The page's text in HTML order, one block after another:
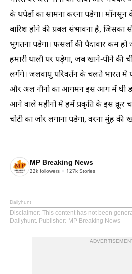
के थपेड़ों का सामना करना पड़ेगा।
बारिश होने की प्रबल संभावना है, जिसका
भुगतना पड़ेगा। फसलों की पैदावार कम
हमारी थाली पर पड़ेगा, जब खाने-पीने
लगेंगे। जलवायु परिवर्तन के चलते भारत में
और अल नीनो का आगमन इस आग में घी
आने वाले महीनों में हमें प्रकृति के इस क्रूर
चोटी का जोर लगाना पड़ेगा, वरना मुंह की
MP Breaking News
22k followers 127k Stories
Dailyhunt
Disclaimer: This content has not been
Dailyhunt. Publisher: MP Breaking News